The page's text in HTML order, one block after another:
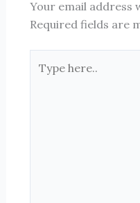
Your email address
Required fields are
here..